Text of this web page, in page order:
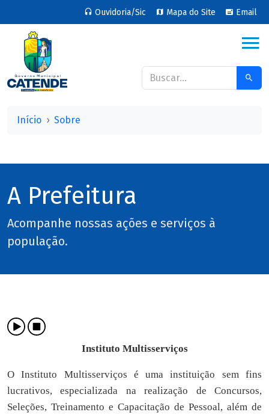
Ouvidoria/Sic Mapa do Site Email
Início Sobre
A Prefeitura
Acompanhe nossas ações e serviços à
população.
Instituto Multisserviços
O Instituto Multisserviços é uma instituição sem fins
lucrativos, especializada na realização de Concursos,
Seleções, Treinamento e Capacitação de Pessoal, além de